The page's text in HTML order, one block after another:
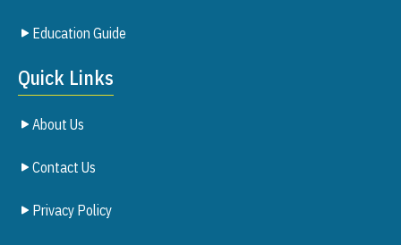
Education Guide
Quick Links
About Us
Contact Us
Privacy Policy